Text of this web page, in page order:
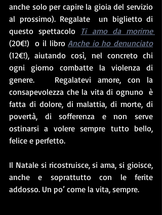
anche solo per capire la gioia del servizio
al prossimo). Regalate  un biglietto di
questo spettacolo
Ti amo da morirne
(20€!)  o il libro Anche io ho denunciato
(12€!), aiutando così, nel concreto chi
ogni giorno combatte la violenza di
genere.   Regalatevi amore, con la
consapevolezza che la vita di ognuno  è
fatta di dolore, di malattia, di morte, di
povertà, di sofferenza e non serve
ostinarsi a volere sempre tutto bello,
felice e perfetto.
Il Natale si ricostruisce, si ama, si gioisce,
anche e soprattutto con le ferite
addosso. Un po’ come la vita, sempre.